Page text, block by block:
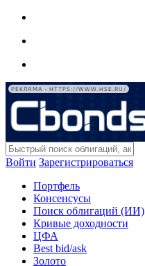
РЕКЛАМА • HTTPS://WWW.HSE.RU/
Войти Зарегистрироваться
Портфель
Консенсусы
Поиск облигаций (ИИ)
Кривые доходности
ЦФА
Best bid/ask
Золото